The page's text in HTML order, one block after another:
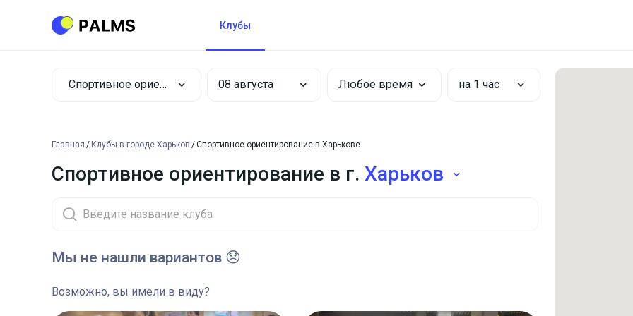
Клубы
Спортивное ориентирование Любое время на 1 час
Главная Клубы в городе Харьков Спортивное ориентирование в Харькове
Спортивное ориентирование в г. Харьков
Мы не нашли вариантов 😞
Возможно, вы имели в виду?